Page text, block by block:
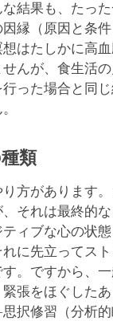
結果も、たっ
縁（原因と条
はたしかに高
んが、食生活
った場合と同
類
方があります
それは最終的
ィブな心の状
に先立ってス
す。ですから、
張をほぐした
択修習（分析